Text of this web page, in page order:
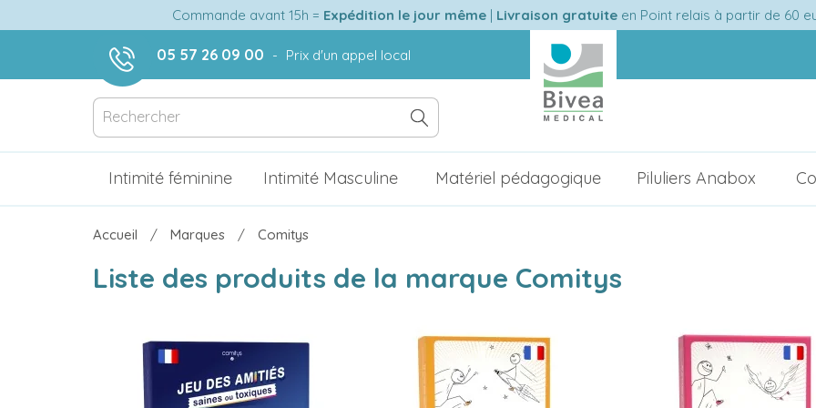
Commande avant 15h = Expédition le jour même| Livraison gratuiteen Point relais à partir de 60
05 57 26 09 00 - Prix d'un appel local
Intimité féminine Intimité Masculine Matériel pédagogique Piluliers Anabox
Accueil Marques Comitys
Liste des produits de la marque Comitys